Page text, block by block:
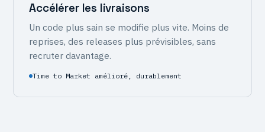
Accélérer les livraisons
Un code plus sain se modifie plus vite. Moins de
reprises, des releases plus prévisibles, sans
recruter davantage.
Time to Market amélioré, durablement